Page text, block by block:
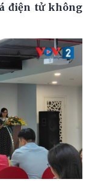
điện tử không